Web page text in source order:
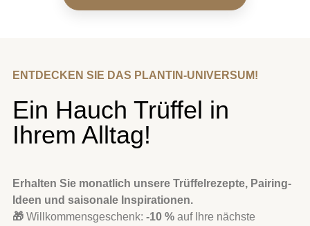
ENTDECKEN SIE DAS PLANTIN-UNIVERSUM!
Ein Hauch Trüffel in
Ihrem Alltag!
Erhalten Sie monatlich unsere Trüffelrezepte, Pairing-
Ideen und saisonale Inspirationen.
🎁 Willkommensgeschenk: -10 % auf Ihre nächste